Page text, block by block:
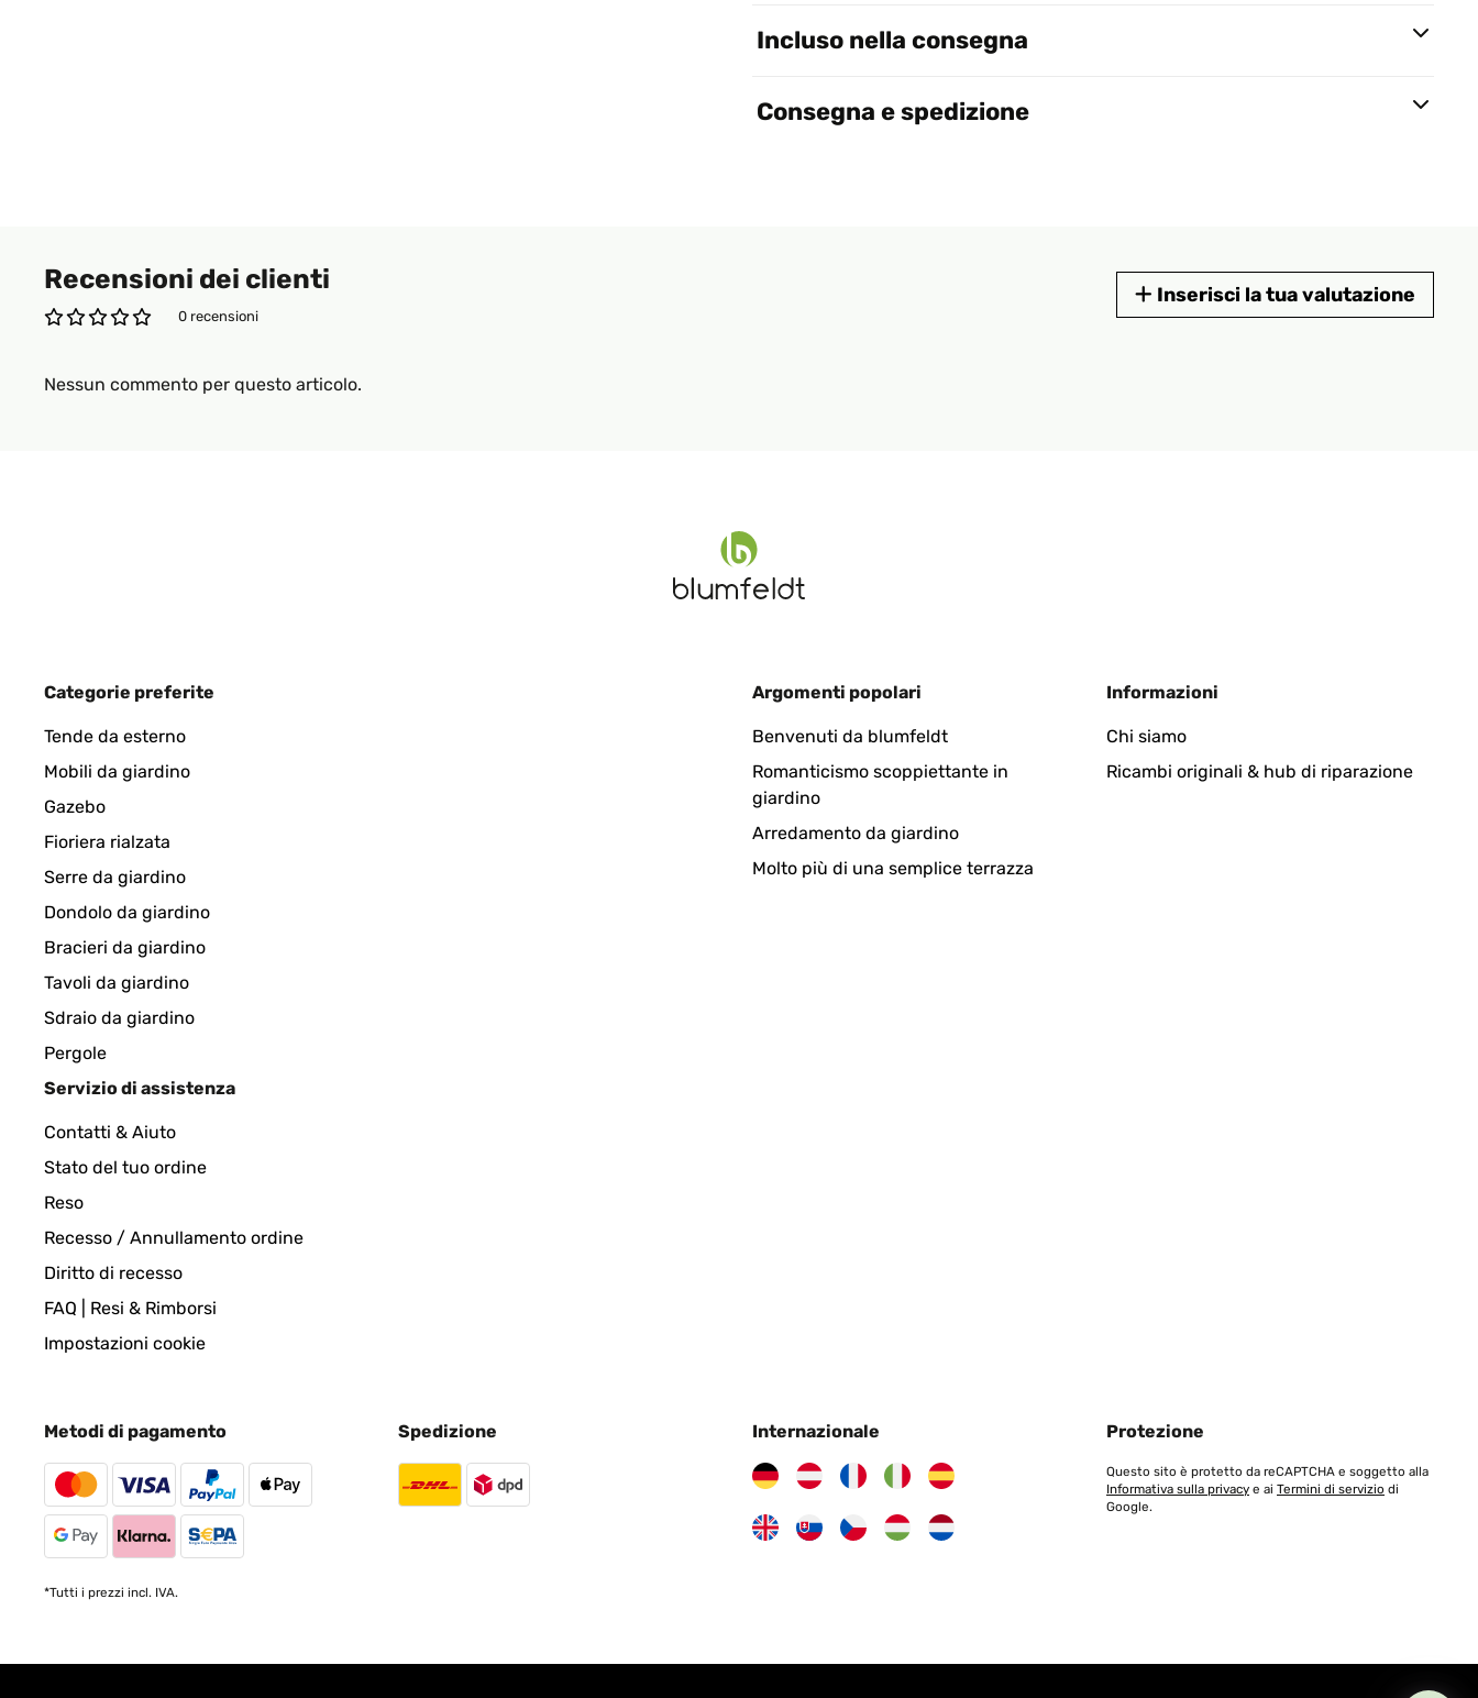
Incluso nella consegna
Consegna e spedizione
Recensioni dei clienti
0 recensioni
Inserisci la tua valutazione
Nessun commento per questo articolo.
Categorie preferite
Tende da esterno
Mobili da giardino
Gazebo
Fioriera rialzata
Serre da giardino
Dondolo da giardino
Bracieri da giardino
Tavoli da giardino
Sdraio da giardino
Pergole
Argomenti popolari
Benvenuti da blumfeldt
Romanticismo scoppiettante in
giardino
Arredamento da giardino
Molto più di una semplice terrazza
Informazioni
Chi siamo
Ricambi originali & hub di riparazione
Servizio di assistenza
Contatti & Aiuto
Stato del tuo ordine
Reso
Recesso / Annullamento ordine
Diritto di recesso
FAQ | Resi & Rimborsi
Impostazioni cookie
Metodi di pagamento
*Tutti i prezzi incl. IVA.
Spedizione Internazionale Protezione
Questo sito è protetto da reCAPTCHA e soggetto alla
Informativa sulla privacy e ai Termini di servizio di
Google.